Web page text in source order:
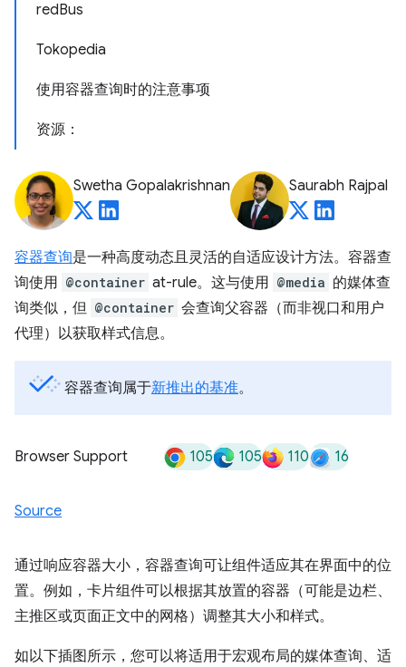
redBus
Tokopedia
使用容器查询时的注意事项
资源：
Swetha Gopalakrishnan Saurabh Rajpal
容器查询是一种高度动态且灵活的自适应设计方法。容器查
询使用 @container at-rule。这与使用 @media 的媒体查
询类似，但 @container 会查询父容器（而非视口和用户
代理）以获取样式信息。
容器查询属于新推出的基准。
Browser Support 105 105 110 16
Source
通过响应容器大小，容器查询可让组件适应其在界面中的位
置。例如，卡片组件可以根据其放置的容器（可能是边栏、
主推区或页面正文中的网格）调整其大小和样式。
如以下插图所示，您可以将适用于宏观布局的媒体查询、适